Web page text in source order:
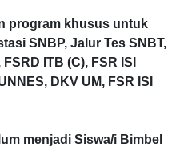
program khusus untuk
SNBP, Jalur Tes SNBT,
ITB (C), FSR ISI
DKV UM, FSR ISI
menjadi Siswa/i Bimbel